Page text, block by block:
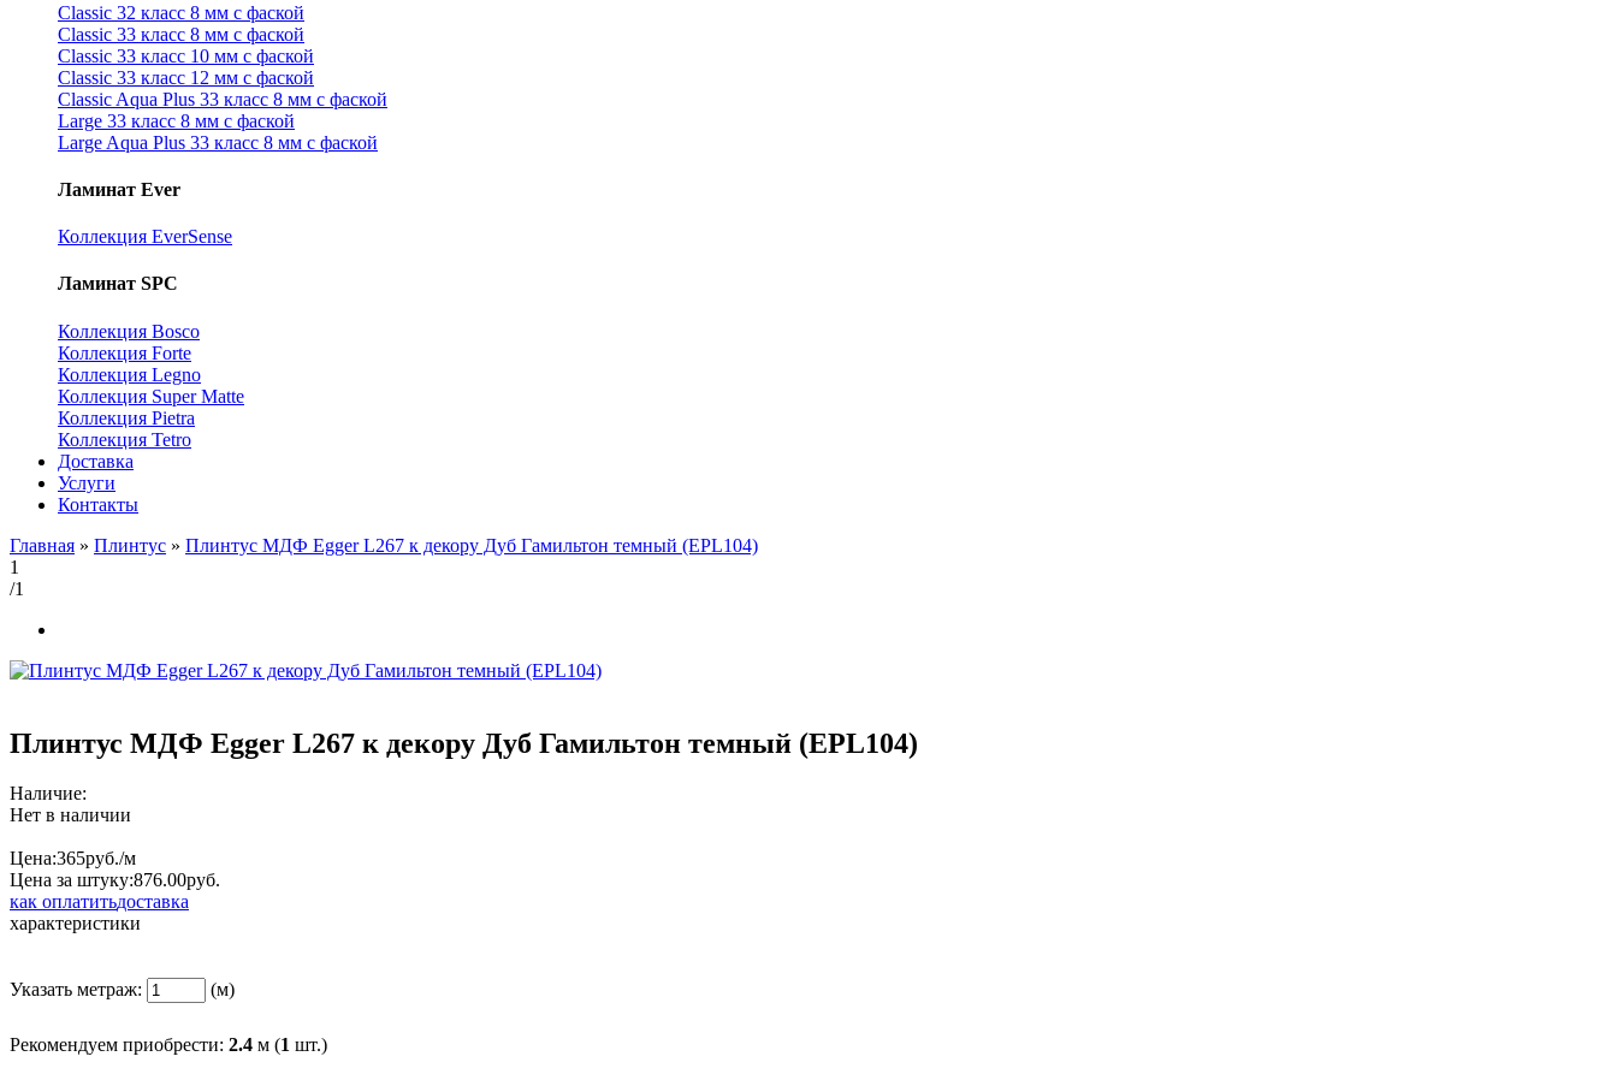
Classic 32 класс 8 мм с фаской
Classic 33 класс 8 мм с фаской
Classic 33 класс 10 мм с фаской
Classic 33 класс 12 мм с фаской
Classic Aqua Plus 33 класс 8 мм с фаской
Large 33 класс 8 мм с фаской
Large Aqua Plus 33 класс 8 мм с фаской
Ламинат Ever
Коллекция EverSense
Ламинат SPC
Коллекция Bosco
Коллекция Forte
Коллекция Legno
Коллекция Super Matte
Коллекция Pietra
Коллекция Tetro
Доставка
Услуги
Контакты
Главная » Плинтус » Плинтус МДФ Egger L267 к декору Дуб Гамильтон темный (EPL104)
1
/1
Плинтус МДФ Egger L267 к декору Дуб Гамильтон темный (EPL104)
Наличие:
Нет в наличии
Цена:365руб./м
Цена за штуку:876.00руб.
как оплатитьдоставка
характеристики
Указать метраж: (м)
Рекомендуем приобрести: 2.4 м (1 шт.)